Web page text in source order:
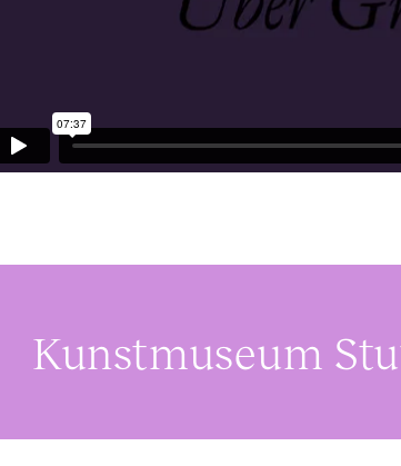
Kunstmuseum